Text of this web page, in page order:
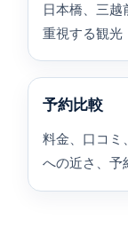
日本橋、三越
重視する観光
予約比較
料金、口コミ
への近さ、予